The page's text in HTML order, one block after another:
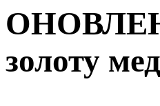
золоту